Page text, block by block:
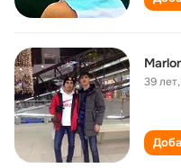
39 лет,